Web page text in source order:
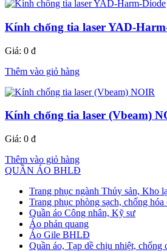
Kính chống tia laser YAD-
Giá: 0 đ
Thêm vào giỏ hàng
Kính chống tia laser (Vbeam)
Giá: 0 đ
Thêm vào giỏ hàng
QUẦN ÁO BHLĐ
Trang phục ngành Thủy sản, Kho
Trang phục phòng sạch, chống hóa
Quần áo Công nhân, Kỹ sư
Áo phản quang
Áo Gile BHLĐ
Quần áo, Tạp dề chịu nhiệt, chống